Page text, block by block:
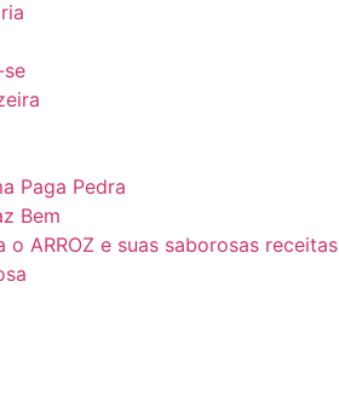
Paga Pedra
Bem
o ARROZ e suas saborosas receitas